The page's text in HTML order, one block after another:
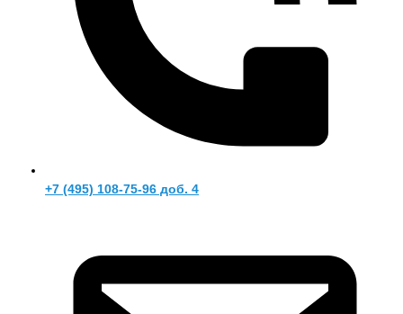
+7 (495) 108-75-96 доб. 4